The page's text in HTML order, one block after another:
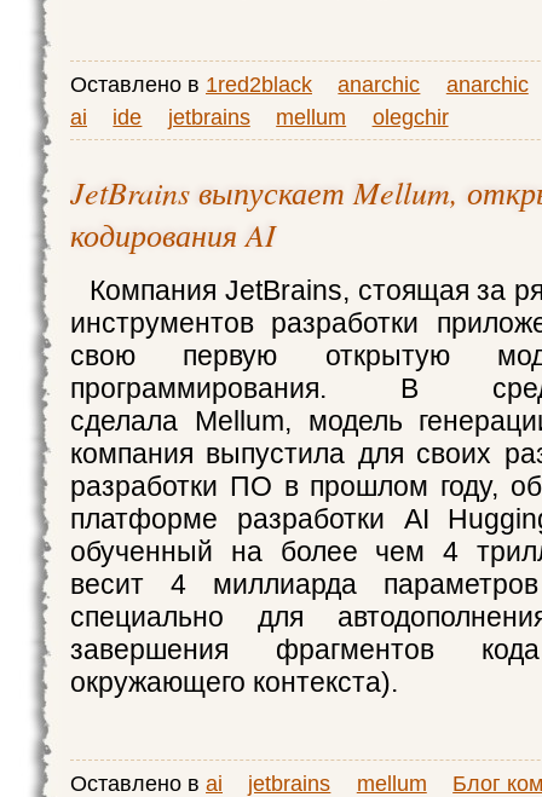
Оставлено в 1red2black anarchic
anarchic
ai
ide jetbrains mellum olegchir
JetBrains выпускает Mellum,
кодирования AI
Компания JetBrains, стоящая за
инструментов разработки
свою первую открытую
программирования. В
сделала Mellum, модель
компания выпустила для своих
разработки ПО в прошлом году,
платформе разработки AI
обученный на более чем 4
весит 4 миллиарда
специально для
завершения фрагментов
окружающего контекста).
Оставлено в ai jetbrains mellum
Блог